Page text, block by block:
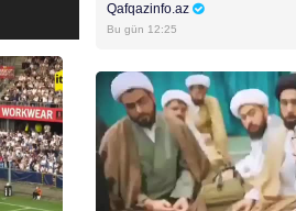
Qafqazinfo.az
Bu gün 12:25